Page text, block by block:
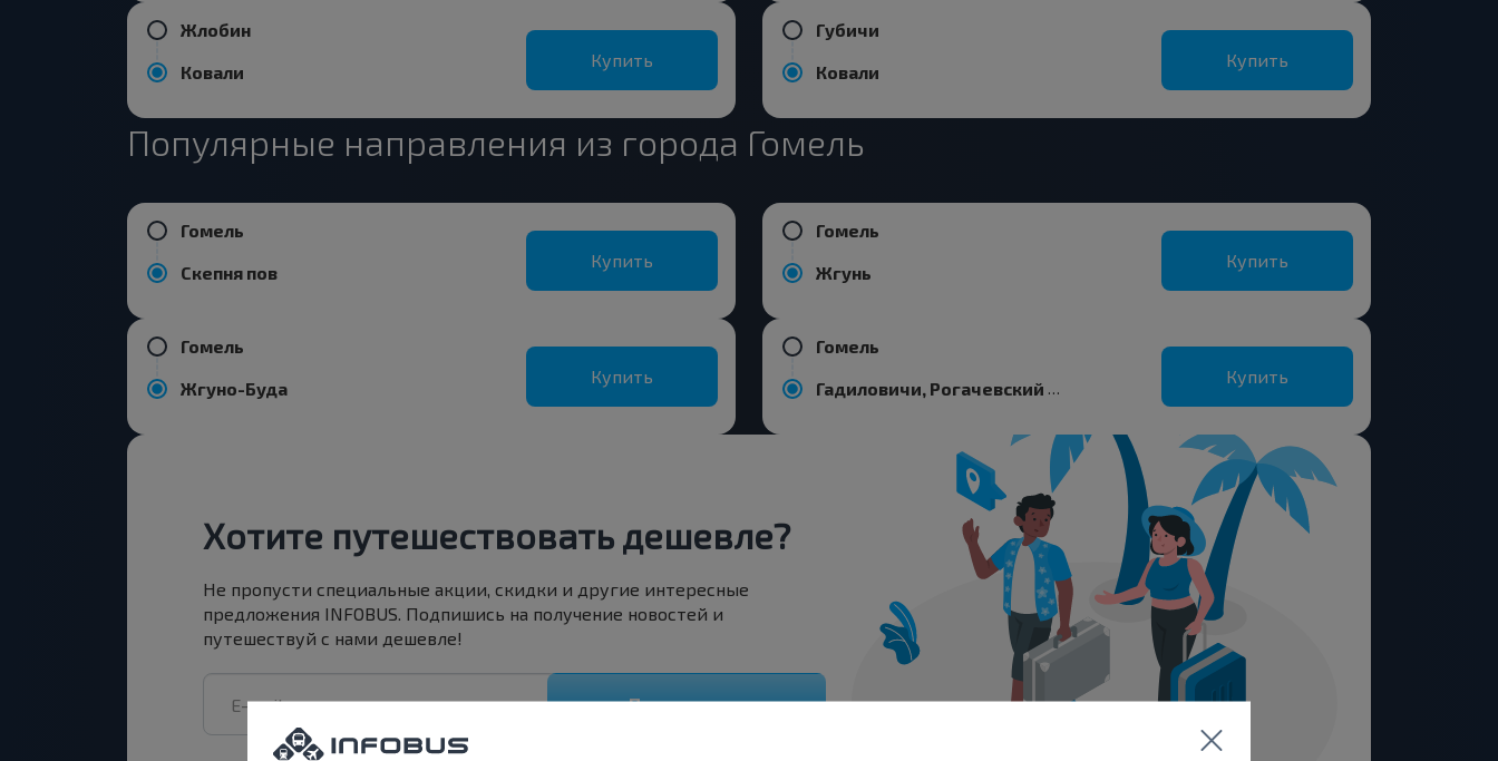
Жлобин
Ковали
Купить
Губичи
Ковали
Купить
Популярные направления из города Гомель
Гомель
Скепня пов
Купить
Гомель
Жгуно-Буда
Купить
Гомель
Жгунь
Купить
Гомель
Гадиловичи, Рогачевский р-н ГОМЕЛЬСКАЯ ОБЛ.
Купить
Хотите путешествовать дешевле?
Не пропусти специальные акции, скидки и другие интересные
предложения INFOBUS. Подпишись на получение новостей и
путешествуй с нами дешевле!
Подписаться